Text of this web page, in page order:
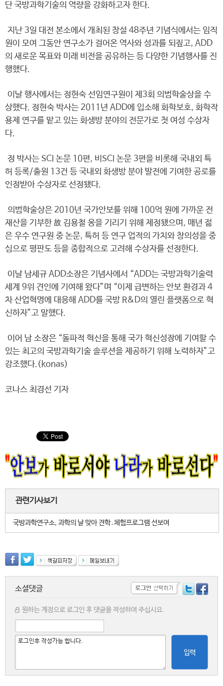
단 국방과학기술의 역량을 강화하고자 한다.
지난 3일 대전 본소에서 개최된 창설 48주년 기념식에서는 임직
원이 모여 그동안 연구소가 걸어온 역사와 성과를 되짚고, ADD
의 새로운 목표와 미래 비전을 공유하는 등 다양한 기념행사를 진
행했다.
이날 행사에서는 정현숙 선임연구원이 제3회 의범학술상을 수
상했다. 정현숙 박사는 2011년 ADD에 입소해 화학보호, 화학작
용제 연구를 맡고 있는 화생방 분야의 전문가로 첫 여성 수상자
다.
정 박사는 SCI 논문 10편, 비SCI 논문 3편을 비롯해 국내외 특
허 등록/출원 13건 등 국내외 화생방 분야 발전에 기여한 공로를
인정받아 수상자로 선정됐다.
의범학술상은 2010년 국가안보를 위해 100억 원에 가까운 전
재산을 기부한 故 김용철 옹을 기리기 위해 제정됐으며, 매년 젊
은 우수 연구원 중 논문, 특허 등 연구 업적의 가치와 창의성을 중
심으로 평판도 등을 종합적으로 고려해 수상자를 선정한다.
이날 남세규 ADD소장은 기념사에서 “ADD는 국방과학기술력
세계 9위 견인에 기여해 왔다”며 “이제 급변하는 안보 환경과 4
차 산업혁명에 대응해 ADD를 국방 R&D의 열린 플랫폼으로 혁
신하자”고 말했다.
이어 남 소장은 “돌파적 혁신을 통해 국가 혁신성장에 기여할 수
있는 최고의 국방과학기술 솔루션을 제공하기 위해 노력하자”고
강조했다.(konas)
코나스 최경선 기자
관련기사보기
국방과학연구소, 과학의 날 맞아 견학․체험프로그램 선보여
소셜댓글
원하는 계정으로 로그인 후 댓글을 작성하여 주십시요.
입력